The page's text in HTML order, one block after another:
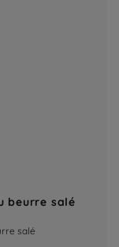
beurre salé
salé